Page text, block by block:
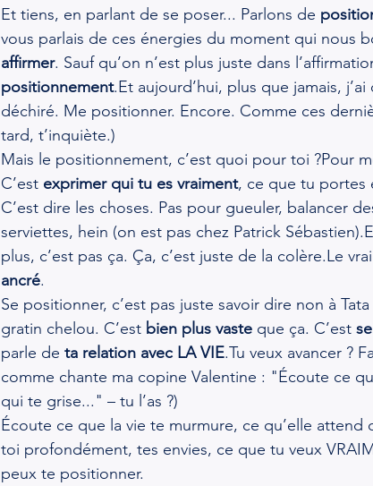
Et tiens, en parlant de se poser... Parlons de
vous parlais de ces énergies du moment qui nous
affirmer. Sauf qu’on n’est plus juste dans
positionnement.Et aujourd’hui, plus que jamais,
déchiré. Me positionner. Encore. Comme ces
tard, t’inquiète.)
Mais le positionnement, c’est quoi pour toi ?Pour
C’est exprimer qui tu es vraiment, ce que tu portes
C’est dire les choses. Pas pour gueuler, balancer
serviettes, hein (on est pas chez Patrick
plus, c’est pas ça. Ça, c’est juste de la colère.Le
ancré.
Se positionner, c’est pas juste savoir dire non à
gratin chelou. C’est bien plus vaste que ça. C’est
parle de ta relation avec LA VIE.Tu veux avancer ?
comme chante ma copine Valentine : "Écoute ce
qui te grise..." – tu l’as ?)
Écoute ce que la vie te murmure, ce qu’elle attend
toi profondément, tes envies, ce que tu veux
peux te positionner.